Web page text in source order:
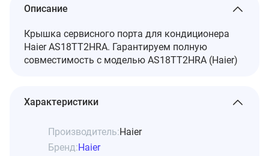
Описание
Крышка сервисного порта для кондиционера
Haier AS18TT2HRA. Гарантируем полную
совместимость с моделью AS18TT2HRA (Haier)
Характеристики
Производитель:Haier
Бренд:Haier